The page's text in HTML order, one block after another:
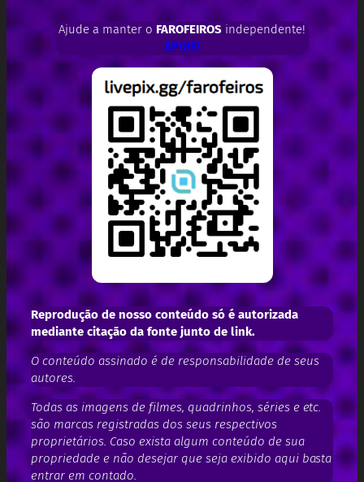
Ajude a manter o FAROFEIROSindependente!
APOIE!
Reprodução de nosso conteúdo só é autorizada
mediante citação da fonte junto de link.
O conteúdo assinado é de responsabilidade de seus
autores.
Todas as imagens de filmes, quadrinhos, séries e etc.
são marcas registradas dos seus respectivos
proprietários. Caso exista algum conteúdo de sua
propriedade e não desejar que seja exibido aqui basta
entrar em contado.